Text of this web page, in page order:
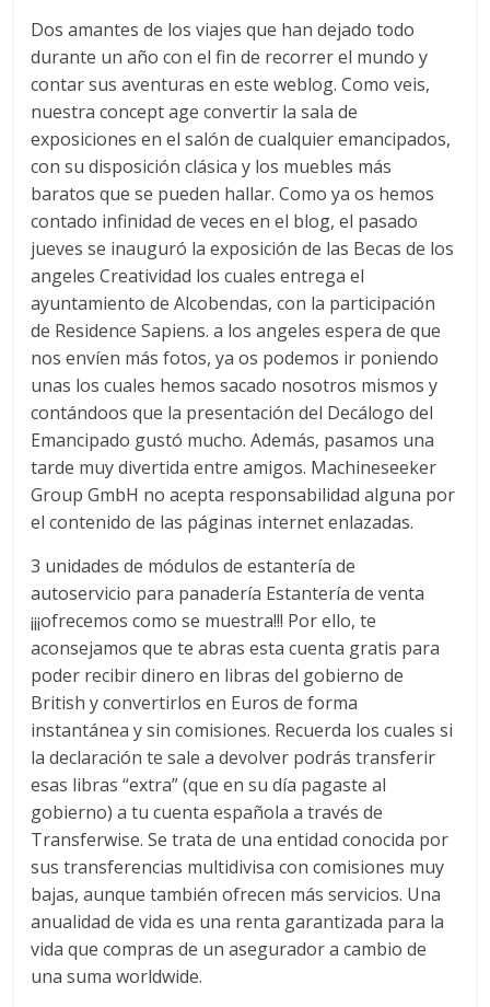
Dos amantes de los viajes que han dejado todo
durante un año con el fin de recorrer el mundo y
contar sus aventuras en este weblog. Como veis,
nuestra concept age convertir la sala de
exposiciones en el salón de cualquier emancipados,
con su disposición clásica y los muebles más
baratos que se pueden hallar. Como ya os hemos
contado infinidad de veces en el blog, el pasado
jueves se inauguró la exposición de las Becas de los
angeles Creatividad los cuales entrega el
ayuntamiento de Alcobendas, con la participación
de Residence Sapiens. a los angeles espera de que
nos envíen más fotos, ya os podemos ir poniendo
unas los cuales hemos sacado nosotros mismos y
contándoos que la presentación del Decálogo del
Emancipado gustó mucho. Además, pasamos una
tarde muy divertida entre amigos. Machineseeker
Group GmbH no acepta responsabilidad alguna por
el contenido de las páginas internet enlazadas.
3 unidades de módulos de estantería de
autoservicio para panadería Estantería de venta
¡¡¡ofrecemos como se muestra!!! Por ello, te
aconsejamos que te abras esta cuenta gratis para
poder recibir dinero en libras del gobierno de
British y convertirlos en Euros de forma
instantánea y sin comisiones. Recuerda los cuales si
la declaración te sale a devolver podrás transferir
esas libras “extra” (que en su día pagaste al
gobierno) a tu cuenta española a través de
Transferwise. Se trata de una entidad conocida por
sus transferencias multidivisa con comisiones muy
bajas, aunque también ofrecen más servicios. Una
anualidad de vida es una renta garantizada para la
vida que compras de un asegurador a cambio de
una suma worldwide.